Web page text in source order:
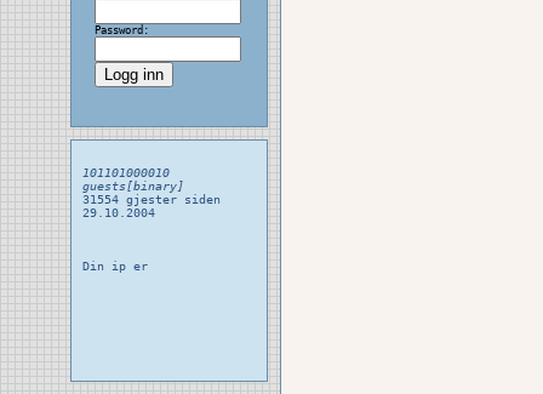
Password:
101101000010
guests[binary]
31554 gjester siden
29.10.2004
Din ip er